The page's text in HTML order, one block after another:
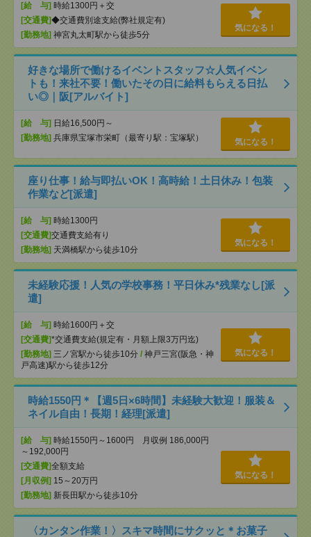
[給 与] 時給1300円＋交
[交通費]◆交通費別途支給(弊社規定有)
[勤務地] 神宮丸太町駅から徒歩5分
気になる！
好きな場所で働けるイベントスタッフ☆人気イベン
トも！来社不要！働いたその日に給料もらえる日払
い◎｜阪[アルバイト]
[給 与] 日給16,500円～
[勤務地] 兵庫県宝塚市栄町（最寄り駅：宝塚駅） 気になる！
座り仕事！給与即払いOK！高時給！土日休み！包装
作業など[派遣]
[給 与] 時給1300円
[交通費]交通費支給有り
[勤務地] 天満橋駅から徒歩10分
気になる！
未経験応援！人気の学校事務！平日休み*残業なし[派
遣]
[給 与] 時給1600円＋交
[交通費]*交通費支給(規定有・月額上限3万円迄)
[勤務地] 三ノ宮駅から徒歩10分 / 神戸三宮(阪急・神
戸高速)駅から徒歩12分
気になる！
時給1550円＊【週5日×6時間】未経験大歓迎！服装＆
ネイル自由！長期！経理[派遣]
[給 与] 時給1550円～1600円 月収例 186,000円
～192,000円
[交通費]全額支給
[月収例] 15～20万円
[勤務地] 新長田駅から徒歩10分
気になる！
〈カンタン作業！〉スキマ時間にサクッと＊お菓子